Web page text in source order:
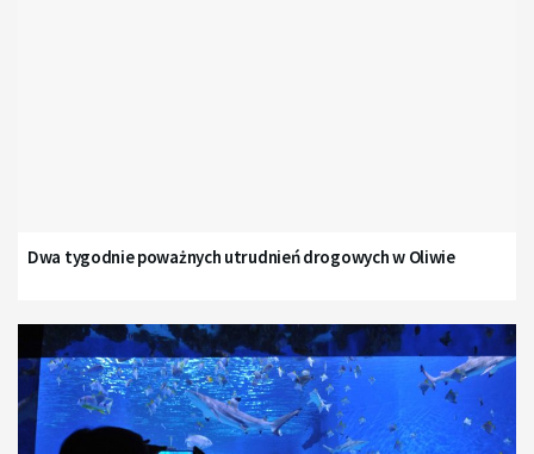
Dwa tygodnie poważnych utrudnień drogowych w Oliwie